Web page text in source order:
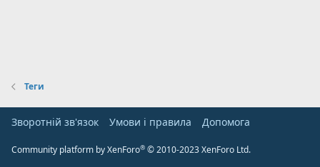
Теги
Зворотній зв'язок Умови і правила Дoпoмoга
Community platform by XenForo® © 2010-2023 XenForo Ltd.